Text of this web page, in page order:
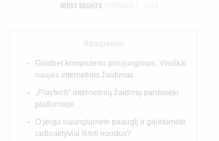
ABBAS BASHEER
Straipsniai
Goldbet kompiuterio prisijungimas: Visiškai
naujas internetinis žaidimas
„Playtech“ internetinių žaidimų pardavėjo
platformoje
O jeigu sujungtumėte paauglį ir galėtumėte
radioaktyviai ištirti nuodus?